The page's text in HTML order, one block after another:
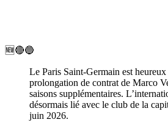
🆕🔴🔵
Le Paris Saint-Germain est heureux
prolongation de contrat de Marco
saisons supplémentaires.
désormais lié avec le club de la
juin 2026.